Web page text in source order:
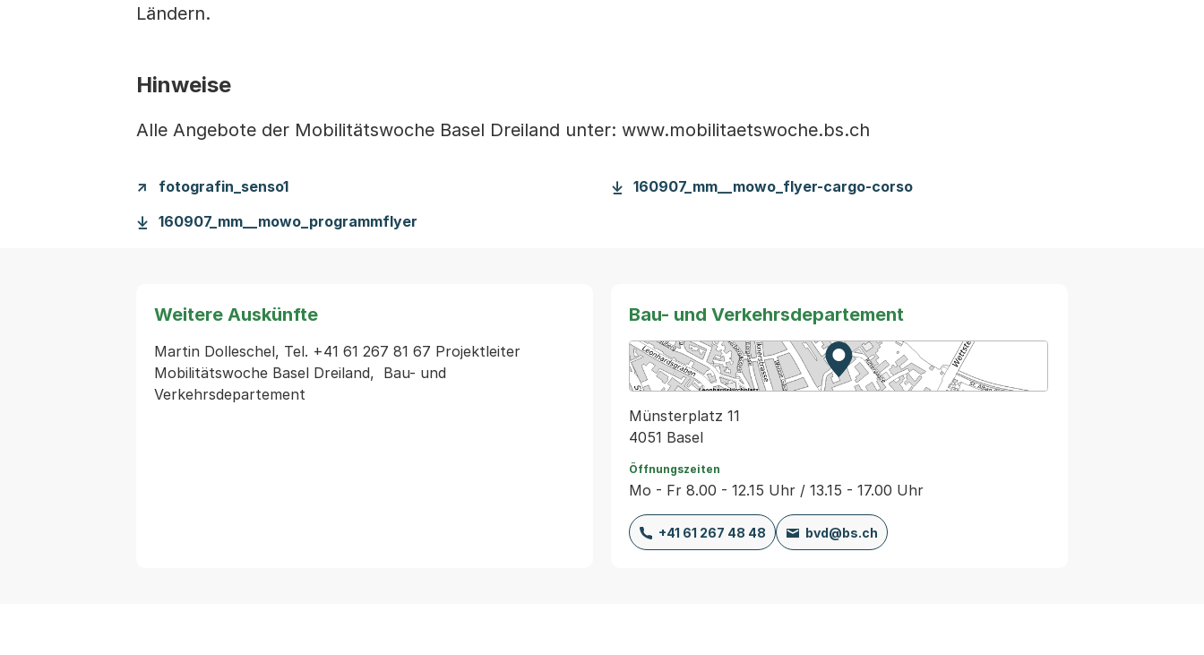
Ländern.
Hinweise
Alle Angebote der Mobilitätswoche Basel Dreiland unter: www.mobilitaetswoche.bs.ch
fotografin_senso1
160907_mm__mowo_flyer-cargo-corso
160907_mm__mowo_programmflyer
Weitere Auskünfte
Martin Dolleschel, Tel. +41 61 267 81 67 Projektleiter
Mobilitätswoche Basel Dreiland,  Bau- und
Verkehrsdepartement
Bau- und Verkehrsdepartement
Zur Karte von MapBS.
Externer Link, wird in einem neuen Tab oder
Münsterplatz 11
4051 Basel
Öffnungszeiten
Mo - Fr 8.00 - 12.15 Uhr / 13.15 - 17.00 Uhr
+41 61 267 48 48 bvd@bs.ch